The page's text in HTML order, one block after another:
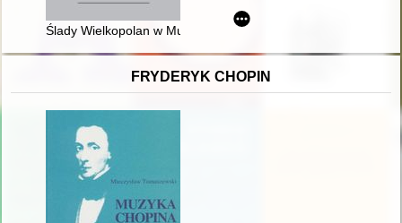
Ślady Wielkopolan w Muzeum Polskim i Bibliotece w
FRYDERYK CHOPIN